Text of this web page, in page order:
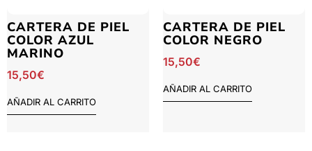
CARTERA DE PIEL
COLOR AZUL
MARINO
15,50€
AÑADIR AL CARRITO
CARTERA DE PIEL
COLOR NEGRO
15,50€
AÑADIR AL CARRITO